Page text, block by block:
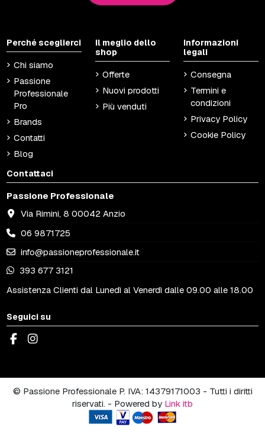
Perché sceglierci
Chi siamo
Passione
Professionale
Pro
Brands
Contatti
Blog
Il meglio dello
shop
Offerte
Nuovi prodotti
Più venduti
Informazioni
legali
Consegna
Termini e
condizioni
Privacy Policy
Cookie Policy
Contattaci
Passione Professionale
Via Rimini, 8 00042 Anzio
06 9871725
info@passioneprofessionale.it
393 677 3121
Assistenza Clienti dal Lunedì al Venerdì dalle 09.00 alle 18.00
Seguici su
© Passione Professionale P. IVA: 14379171003 - Tutti i diritti
riservati. - Powered by Link itb